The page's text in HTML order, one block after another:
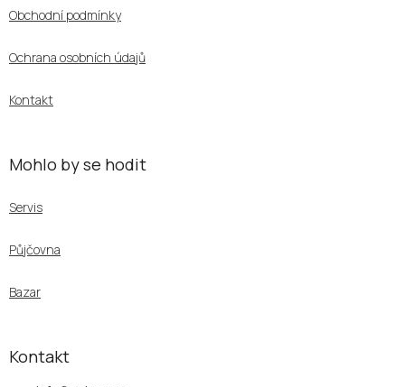
Obchodní podmínky
Ochrana osobních údajů
Kontakt
Mohlo by se hodit
Servis
Půjčovna
Bazar
Kontakt